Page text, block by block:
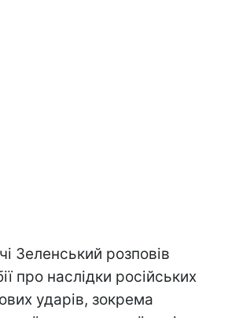
Зеленський розповів
про наслідки російських
ударів, зокрема